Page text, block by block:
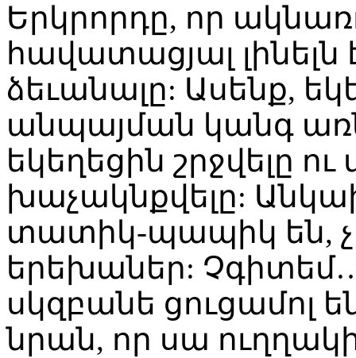
Երկրորդը, որ
հավատացյալ լինելն
ձեւանալը: Ասենք,
անպայման կանգ
եկեղեցին շրջվելը
խաչակնքվելը:
տատիկ-պապիկ են,
երեխաներ:
սկզբանե ցուցամոլ
նրան, որ սա ուղղակի